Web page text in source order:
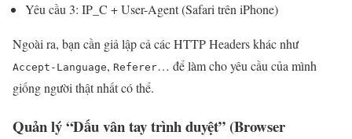
Yêu cầu 3: IP_C + User-Agent (Safari trên iPhone)
Ngoài ra, bạn cần giả lập cả các HTTP Headers khác như
Accept-Language, Referer… để làm cho yêu cầu của mình
giống người thật nhất có thể.
Quản lý “Dấu vân tay trình duyệt” (Browser